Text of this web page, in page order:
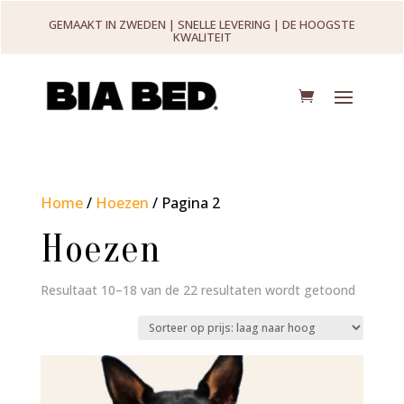
GEMAAKT IN ZWEDEN | SNELLE LEVERING | DE HOOGSTE
KWALITEIT
Home/ Hoezen / Pagina 2
Hoezen
Resultaat 10–18 van de 22 resultaten wordt getoond